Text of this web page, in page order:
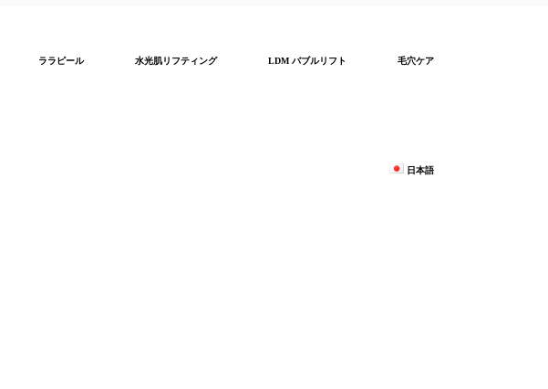
ララピール 水光肌リフティング LDM バブルリフト 毛穴ケア
日本語